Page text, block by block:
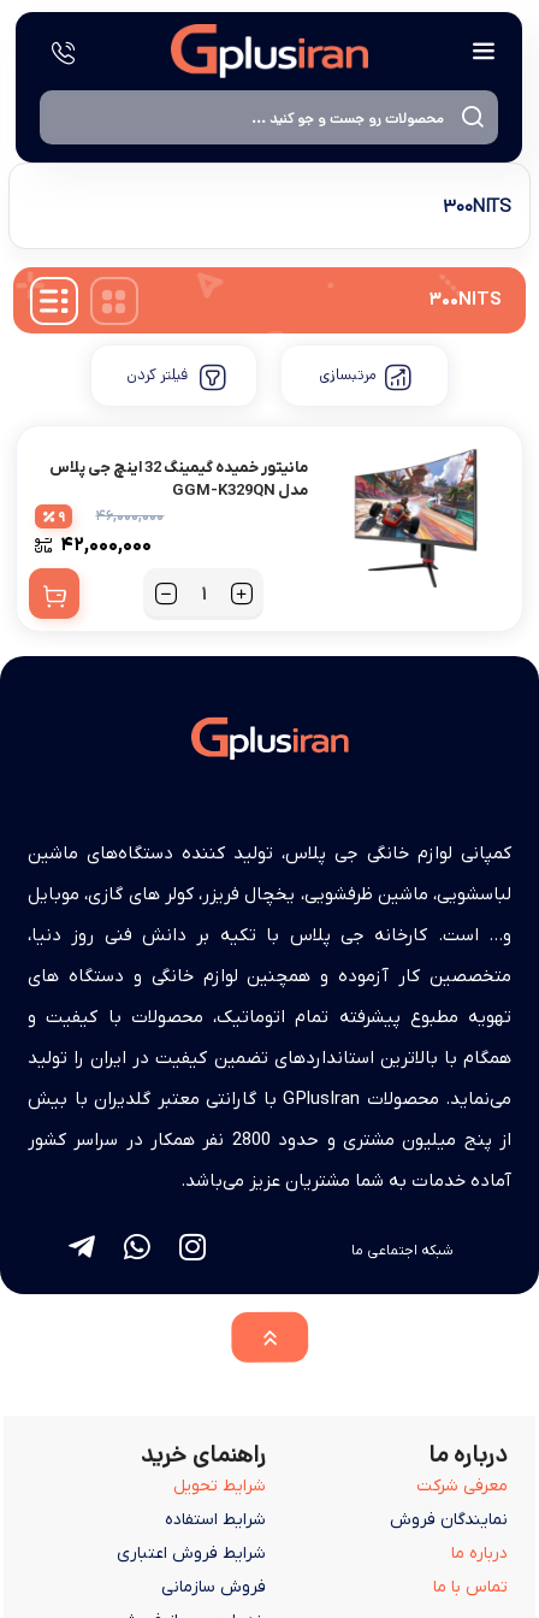
۳۰۰NITS
۳۰۰NITS
مرتبسازی فیلتر کردن
مانیتور خمیده گیمینگ 32 اینچ جی پلاس
مدل GGM-K329QN
۴۶,۰۰۰,۰۰۰
۴۲,۰۰۰,۰۰۰
9
کمپانی لوازم خانگی جی پلاس، تولید کننده دستگاه‌های ماشین
لباسشویی، ماشین ظرفشویی، یخچال فریزر، کولر های گازی، موبایل
و… است. کارخانه جی پلاس با تکیه بر دانش فنی روز دنیا،
متخصصین کار آزموده و همچنین لوازم خانگی و دستگاه های
تهویه مطبوع پیشرفته تمام اتوماتیک، محصولات با کیفیت و
همگام با بالاترین استانداردهای تضمین کیفیت در ایران را تولید
می‌نماید. محصولات GPlusIran با گارانتی معتبر گلدیران با بیش
از پنج میلیون مشتری و حدود 2800 نفر همکار در سراسر کشور
آماده خدمات به شما مشتریان عزیز می‌باشد.
شبکه اجتماعی ما
درباره ما
معرفی شرکت
نمایندگان فروش
درباره ما
تماس با ما
راهنمای خرید
شرایط تحویل
شرایط استفاده
شرایط فروش اعتباری
فروش سازمانی